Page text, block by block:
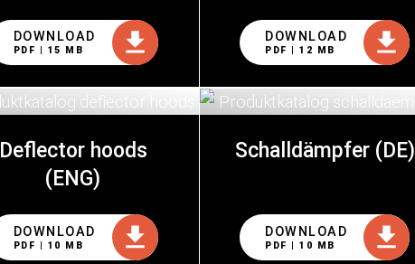
DOWNLOAD
PDF | 15 MB
DOWNLOAD
PDF | 12 MB
Deflector hoods
(ENG)
DOWNLOAD
PDF | 10 MB
Schalldämpfer (DE)
DOWNLOAD
PDF | 10 MB